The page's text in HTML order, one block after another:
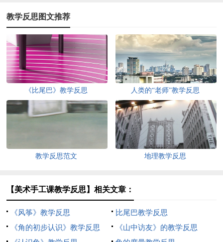
教学反思图文推荐
《比尾巴》教学反思 人类的“老师”教学反思
教学反思范文 地理教学反思
【美术手工课教学反思】相关文章：
《风筝》教学反思
比尾巴教学反思
《角的初步认识》教学反思
《山中访友》的教学反思